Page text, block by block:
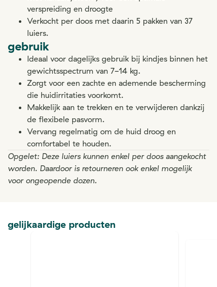
verspreiding en droogte
Verkocht per doos met daarin 5 pakken van 37
luiers.
gebruik
Ideaal voor dagelijks gebruik bij kindjes binnen het
gewichtsspectrum van 7-14 kg.
Zorgt voor een zachte en ademende bescherming
die huidirritaties voorkomt.
Makkelijk aan te trekken en te verwijderen dankzij
de flexibele pasvorm.
Vervang regelmatig om de huid droog en
comfortabel te houden.
Opgelet: Deze luiers kunnen enkel per doos aangekocht
worden. Daardoor is retourneren ook enkel mogelijk
voor ongeopende dozen.
gelijkaardige producten